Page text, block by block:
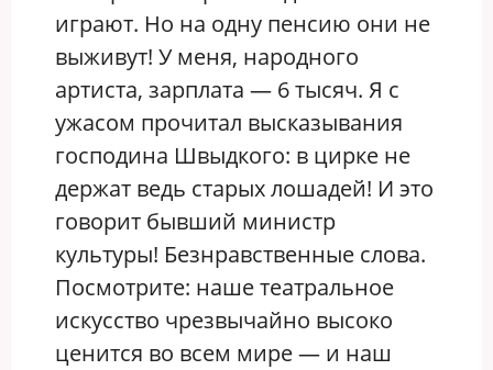
играют. Но на одну пенсию они не
выживут! У меня, народного
артиста, зарплата — 6 тысяч. Я с
ужасом прочитал высказывания
господина Швыдкого: в цирке не
держат ведь старых лошадей! И это
говорит бывший министр
культуры! Безнравственные слова.
Посмотрите: наше театральное
искусство чрезвычайно высоко
ценится во всем мире — и наш